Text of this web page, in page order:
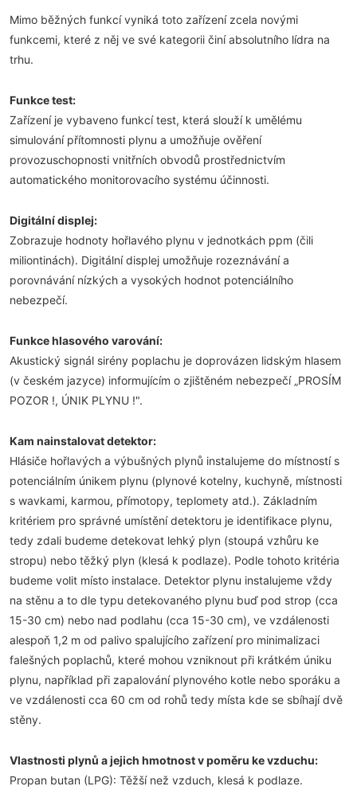
Mimo běžných funkcí vyniká toto zařízení zcela novými
funkcemi, které z něj ve své kategorii činí absolutního lídra na
trhu.
Funkce test:
Zařízení je vybaveno funkcí test, která slouží k umělému
simulování přítomnosti plynu a umožňuje ověření
provozuschopnosti vnitřních obvodů prostřednictvím
automatického monitorovacího systému účinnosti.
Digitální displej:
Zobrazuje hodnoty hořlavého plynu v jednotkách ppm (čili
miliontinách). Digitální displej umožňuje rozeznávání a
porovnávání nízkých a vysokých hodnot potenciálního
nebezpečí.
Funkce hlasového varování:
Akustický signál sirény poplachu je doprovázen lidským hlasem
(v českém jazyce) informujícím o zjištěném nebezpečí „PROSÍM
POZOR !, ÚNIK PLYNU !".
Kam nainstalovat detektor:
Hlásiče hořlavých a výbušných plynů instalujeme do místností s
potenciálním únikem plynu (plynové kotelny, kuchyně, místnosti
s wavkami, karmou, přímotopy, teplomety atd.). Základním
kritériem pro správné umístění detektoru je identifikace plynu,
tedy zdali budeme detekovat lehký plyn (stoupá vzhůru ke
stropu) nebo těžký plyn (klesá k podlaze). Podle tohoto kritéria
budeme volit místo instalace. Detektor plynu instalujeme vždy
na stěnu a to dle typu detekovaného plynu buď pod strop (cca
15-30 cm) nebo nad podlahu (cca 15-30 cm), ve vzdálenosti
alespoň 1,2 m od palivo spalujícího zařízení pro minimalizaci
falešných poplachů, které mohou vzniknout při krátkém úniku
plynu, například při zapalování plynového kotle nebo sporáku a
ve vzdálenosti cca 60 cm od rohů tedy místa kde se sbíhají dvě
stěny.
Vlastnosti plynů a jejich hmotnost v poměru ke vzduchu:
Propan butan (LPG): Těžší než vzduch, klesá k podlaze.